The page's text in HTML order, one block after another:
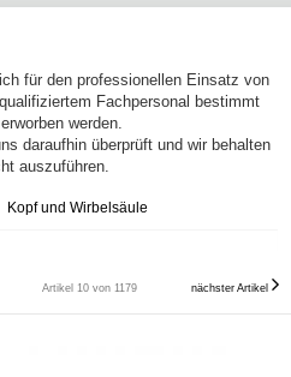
für den professionellen Einsatz von
Fachpersonal bestimmt
werden.
daraufhin überprüft und wir behalten
auszuführen.
Kopf und Wirbelsäule
Artikel 10 von 1179 nächster Artikel